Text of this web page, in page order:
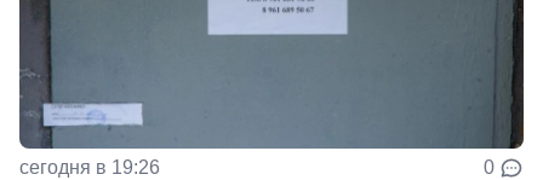
сегодня в 19:26 0